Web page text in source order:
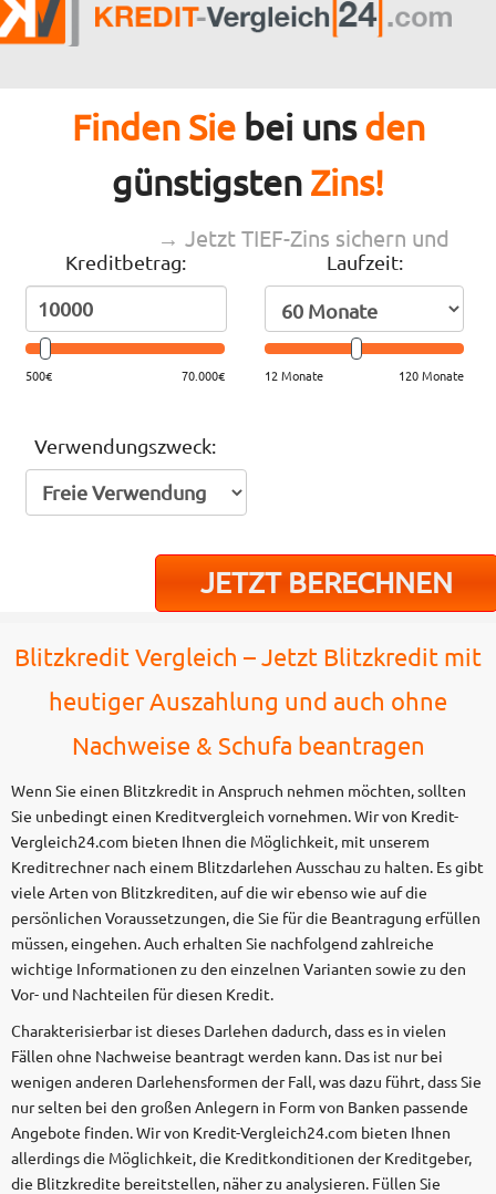
Finden Siebei unsden
günstigsten Zins!
→ Jetzt TIEF-Zins sichern und
sparen
Kreditbetrag:
500€ 70.000€
Laufzeit:
12 Monate 120 Monate
Verwendungszweck:
Blitzkredit Vergleich – Jetzt Blitzkredit mit
heutiger Auszahlung und auch ohne
Nachweise & Schufa beantragen
Wenn Sie einen Blitzkredit in Anspruch nehmen möchten, sollten
Sie unbedingt einen Kreditvergleich vornehmen. Wir von Kredit-
Vergleich24.com bieten Ihnen die Möglichkeit, mit unserem
Kreditrechner nach einem Blitzdarlehen Ausschau zu halten. Es gibt
viele Arten von Blitzkrediten, auf die wir ebenso wie auf die
persönlichen Voraussetzungen, die Sie für die Beantragung erfüllen
müssen, eingehen. Auch erhalten Sie nachfolgend zahlreiche
wichtige Informationen zu den einzelnen Varianten sowie zu den
Vor- und Nachteilen für diesen Kredit.
Charakterisierbar ist dieses Darlehen dadurch, dass es in vielen
Fällen ohne Nachweise beantragt werden kann. Das ist nur bei
wenigen anderen Darlehensformen der Fall, was dazu führt, dass Sie
nur selten bei den großen Anlegern in Form von Banken passende
Angebote finden. Wir von Kredit-Vergleich24.com bieten Ihnen
allerdings die Möglichkeit, die Kreditkonditionen der Kreditgeber,
die Blitzkredite bereitstellen, näher zu analysieren. Füllen Sie